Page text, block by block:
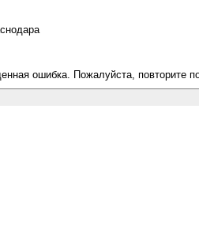
ошибка. Пожалуйста, повторите